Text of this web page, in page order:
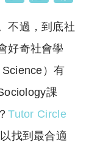
p
y
Li
n
k
at
s
A
p
不過，到底社
好奇社會學
Science）有
課
Tutor Circle
找到最合適